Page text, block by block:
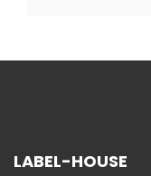
LABEL-HOUSE